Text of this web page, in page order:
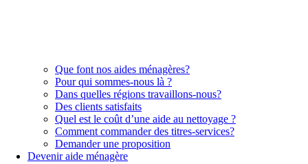
Que font nos aides ménagères?
Pour qui sommes-nous là ?
Dans quelles régions travaillons-nous?
Des clients satisfaits
Quel est le coût d’une aide au nettoyage ?
Comment commander des titres-services?
Demander une proposition
Devenir aide ménagère